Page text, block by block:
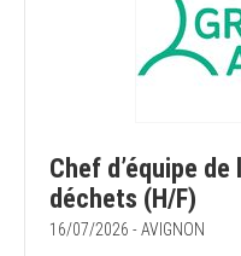
Chef d’équipe
déchets (H/F)
16/07/2026 - AVIGNON